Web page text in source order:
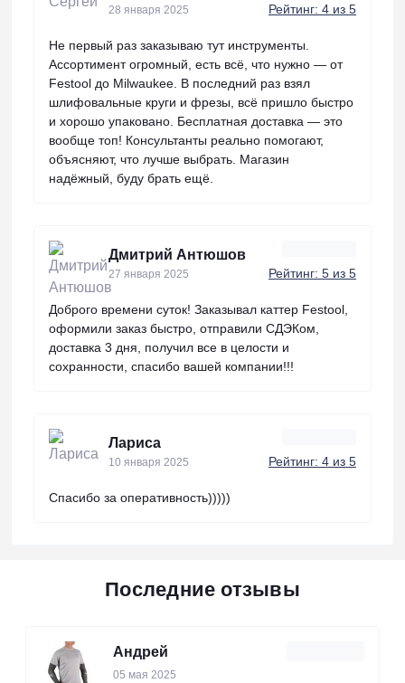
28 января 2025 Рейтинг: 4 из 5
Не первый раз заказываю тут инструменты.
Ассортимент огромный, есть всё, что нужно — от
Festool до Milwaukee. В последний раз взял
шлифовальные круги и фрезы, всё пришло быстро
и хорошо упаковано. Бесплатная доставка — это
вообще топ! Консультанты реально помогают,
объясняют, что лучше выбрать. Магазин
надёжный, буду брать ещё.
Дмитрий Антюшов
27 января 2025 Рейтинг: 5 из 5
Доброго времени суток! Заказывал каттер Festool,
оформили заказ быстро, отправили СДЭКом,
доставка 3 дня, получил все в целости и
сохранности, спасибо вашей компании!!!
Лариса
10 января 2025 Рейтинг: 4 из 5
Спасибо за оперативность)))))
Последние отзывы
Андрей
05 мая 2025